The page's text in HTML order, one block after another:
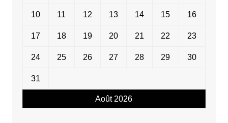
Août 2026
10 11 12 13 14 15 16
17 18 19 20 21 22 23
24 25 26 27 28 29 30
31